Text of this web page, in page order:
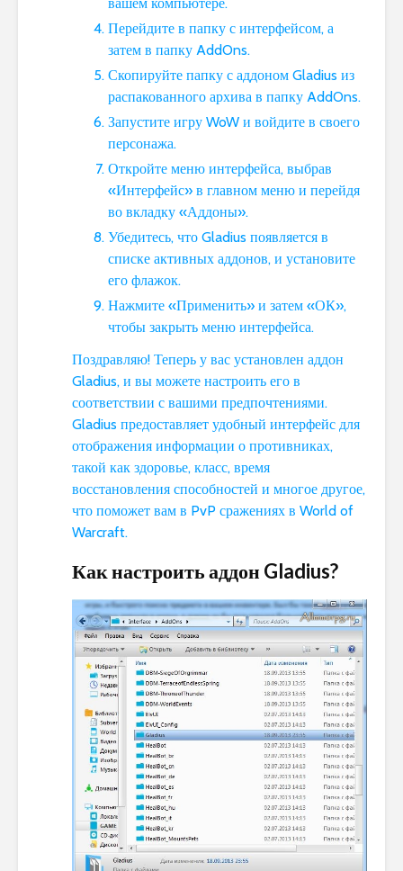
Перейдите в папку с интерфейсом, а
затем в папку AddOns.
Скопируйте папку с аддоном Gladius из
распакованного архива в папку AddOns.
Запустите игру WoW и войдите в своего
персонажа.
Откройте меню интерфейса, выбрав
«Интерфейс» в главном меню и перейдя
во вкладку «Аддоны».
Убедитесь, что Gladius появляется в
списке активных аддонов, и установите
его флажок.
Нажмите «Применить» и затем «ОК»,
чтобы закрыть меню интерфейса.
Поздравляю! Теперь у вас установлен аддон
Gladius, и вы можете настроить его в
соответствии с вашими предпочтениями.
Gladius предоставляет удобный интерфейс для
отображения информации о противниках,
такой как здоровье, класс, время
восстановления способностей и многое другое,
что поможет вам в PvP сражениях в World of
Warcraft.
Как настроить аддон Gladius?